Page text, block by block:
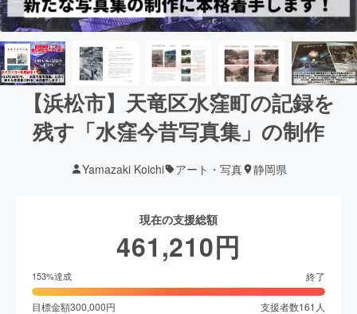
【浜松市】天竜区水窪町の記録を
残す「水窪今昔写真集」の制作
Yamazaki Koichi アート・写真 静岡県
現在の支援総額
461,210円
153%達成 終了
目標金額300,000円 支援者数161 人